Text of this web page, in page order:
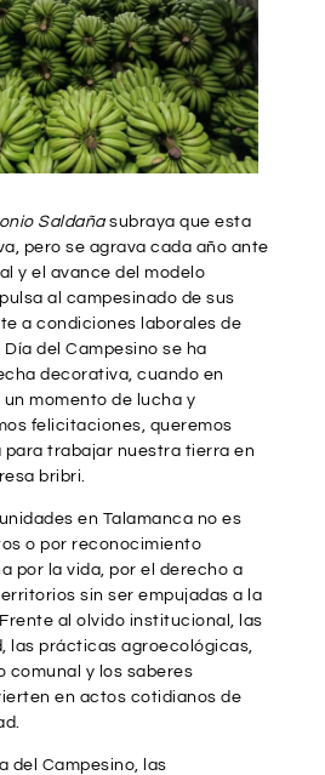
Saldaña subraya que esta
pero se agrava cada año ante
y el avance del modelo
al campesinado de sus
a condiciones laborales de
del Campesino se ha
decorativa, cuando en
momento de lucha y
felicitaciones, queremos
trabajar nuestra tierra en
bribri.
en Talamanca no es
o por reconocimiento
por la vida, por el derecho a
sin ser empujadas a la
al olvido institucional, las
las prácticas agroecológicas,
comunal y los saberes
en actos cotidianos de
del Campesino, las